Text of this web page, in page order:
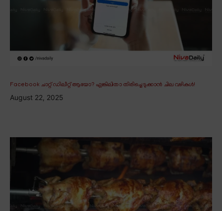
Facebook ചാറ്റ് ഡിലീറ്റ് ആയോ? എങ്കിലിതാ തിരിച്ചെടുക്കാൻ ചില വഴികൾ!
August 22, 2025